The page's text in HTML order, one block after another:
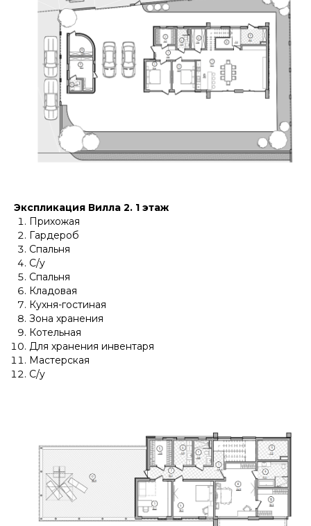
Экспликация Вилла 2. 1 этаж
Прихожая
Гардероб
Спальня
С/у
Спальня
Кладовая
Кухня-гостиная
Зона хранения
Котельная
Для хранения инвентаря
Мастерская
С/у